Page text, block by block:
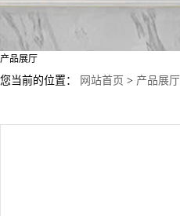
产品展厅
您当前的位置： 网站首页 > 产品展厅